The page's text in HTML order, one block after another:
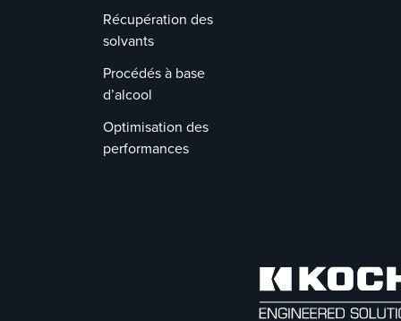
Récupération des
solvants
Procédés à base
d’alcool
Optimisation des
performances